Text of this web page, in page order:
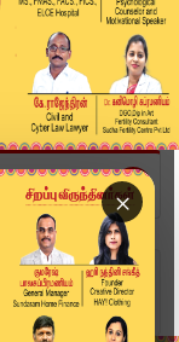
×
ரமேஷ் ...